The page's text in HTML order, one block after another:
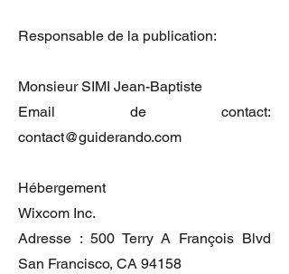
Responsable de la publication:
Monsieur SIMI Jean-Baptiste
Email de contact:
contact@guiderando.com
Hébergement
Wixcom Inc.
Adresse : 500 Terry A François Blvd
San Francisco, CA 94158